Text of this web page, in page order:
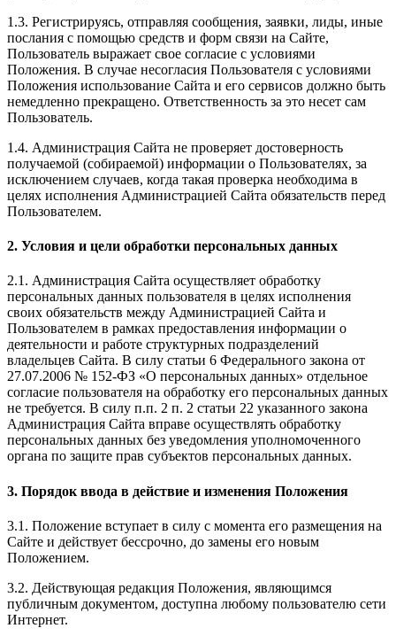
1.3. Регистрируясь, отправляя сообщения, заявки, лиды, иные
послания с помощью средств и форм связи на Сайте,
Пользователь выражает свое согласие с условиями
Положения. В случае несогласия Пользователя с условиями
Положения использование Сайта и его сервисов должно быть
немедленно прекращено. Ответственность за это несет сам
Пользователь.
1.4. Администрация Сайта не проверяет достоверность
получаемой (собираемой) информации о Пользователях, за
исключением случаев, когда такая проверка необходима в
целях исполнения Администрацией Сайта обязательств перед
Пользователем.
2. Условия и цели обработки персональных данных
2.1. Администрация Сайта осуществляет обработку
персональных данных пользователя в целях исполнения
своих обязательств между Администрацией Сайта и
Пользователем в рамках предоставления информации о
деятельности и работе структурных подразделений
владельцев Сайта. В силу статьи 6 Федерального закона от
27.07.2006 № 152-ФЗ «О персональных данных» отдельное
согласие пользователя на обработку его персональных данных
не требуется. В силу п.п. 2 п. 2 статьи 22 указанного закона
Администрация Сайта вправе осуществлять обработку
персональных данных без уведомления уполномоченного
органа по защите прав субъектов персональных данных.
3. Порядок ввода в действие и изменения Положения
3.1. Положение вступает в силу с момента его размещения на
Сайте и действует бессрочно, до замены его новым
Положением.
3.2. Действующая редакция Положения, являющимся
публичным документом, доступна любому пользователю сети
Интернет.